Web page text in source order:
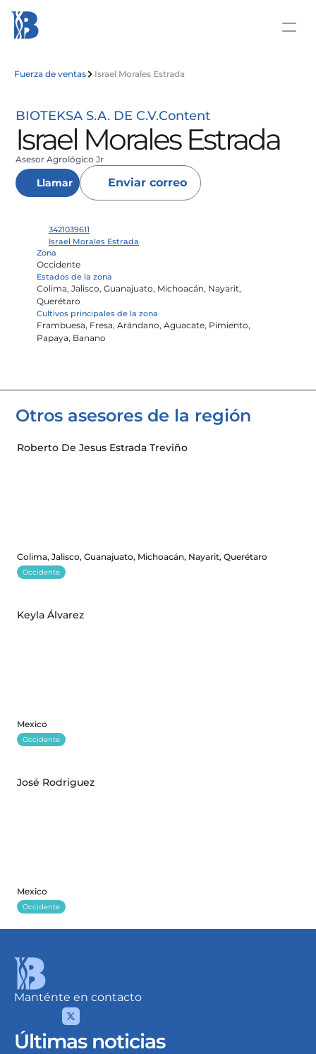
Fuerza de ventas Israel Morales Estrada
BIOTEKSA S.A. DE C.V.Content
Israel Morales Estrada
Asesor Agrológico Jr
Llamar Enviar correo
3421039611
Israel Morales Estrada
Zona
Occidente
Estados de la zona
Colima, Jalisco, Guanajuato, Michoacán, Nayarit,
Querétaro
Cultivos principales de la zona
Frambuesa, Fresa, Arándano, Aguacate, Pimiento,
Papaya, Banano
Otros asesores de la región
Roberto De Jesus Estrada Treviño
Colima, Jalisco, Guanajuato, Michoacán, Nayarit, Querétaro
Occidente
Keyla Álvarez
Mexico
Occidente
José Rodriguez
Mexico
Occidente
Últimas noticias
Manténte en contacto